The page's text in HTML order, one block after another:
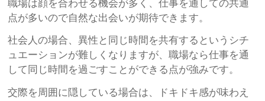
職場は顔を合わせる機会が多く、仕事を通しての共通
点が多いので自然な出会いが期待できます。
社会人の場合、異性と同じ時間を共有するというシチ
ュエーションが難しくなりますが、職場なら仕事を通
して同じ時間を過ごすことができる点が強みです。
交際を周囲に隠している場合は、ドキドキ感が味わえ